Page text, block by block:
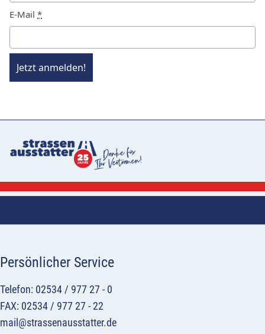
E-Mail *
Jetzt anmelden!
Persönlicher Service
Telefon: 02534 / 977 27 - 0
FAX: 02534 / 977 27 - 22
mail@strassenausstatter.de